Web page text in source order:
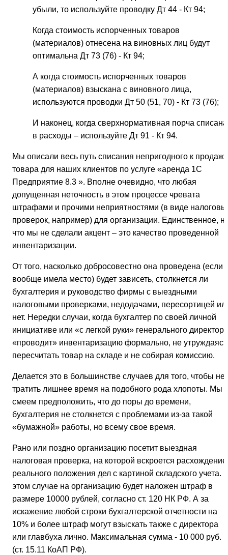
убыли, то используйте проводку Дт 44 - Кт 94;
Когда стоимость испорченных товаров
(материалов) отнесена на виновных лиц будут
оптимальна Дт 73 (76) - Кт 94;
А когда стоимость испорченных товаров
(материалов) взыскана с виновного лица,
используются проводки Дт 50 (51, 70) - Кт 73 (76);
И наконец, когда сверхнормативная порча списана
в расходы – используйте Дт 91 - Кт 94.
Мы описали весь путь списания непригодного к продаже
товара для наших клиентов по услуге «аренда 1С
Предприятие 8.3 ». Вполне очевидно, что любая
допущенная неточность в этом процессе чревата
штрафами и прочими неприятностями (в виде
проверок, например) для организации. Единственное,
что мы не сделали акцент – это качество проведенной
инвентаризации.
От того, насколько добросовестно она проведена (если
вообще имела место) будет зависеть, столкнется ли
бухгалтерия и руководство фирмы с выездными
налоговыми проверками, недодачами, пересортицей
нет. Нередки случаи, когда бухгалтер по своей личной
инициативе или «с легкой руки» генерального директора
«проводит» инвентаризацию формально, не утруждаясь
пересчитать товар на складе и не собирая комиссию.
Делается это в большинстве случаев для того, чтобы не
тратить лишнее время на подобного рода хлопоты. Мы
смеем предположить, что до поры до времени,
бухгалтерия не столкнется с проблемами из-за такой
«бумажной» работы, но всему свое время.
Рано или поздно организацию посетит выездная
налоговая проверка, на которой вскроется расхождение
реального положения дел с картиной складского учета.
этом случае на организацию будет наложен штраф в
размере 10000 рублей, согласно ст. 120 НК РФ. А за
искажение любой строки бухгалтерской отчетности на
10% и более штраф могут взыскать также с директора
или главбуха лично. Максимальная сумма - 10 000 руб.
(ст. 15.11 КоАП РФ).